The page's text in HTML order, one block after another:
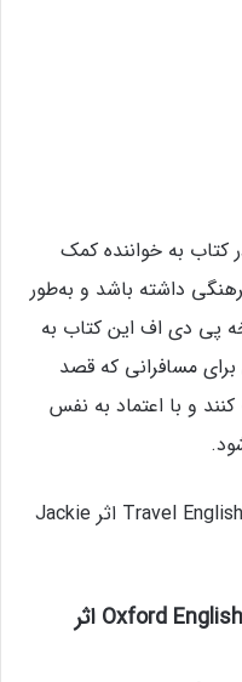
کتاب به خواننده کمک
داشته باشد و به‌طور
پی‌ دی‌ اف این کتاب به‌
مسافرانی که قصد
و با اعتماد به‌ نفس
5. کتاب Oxford English for Careers Tourism اثر